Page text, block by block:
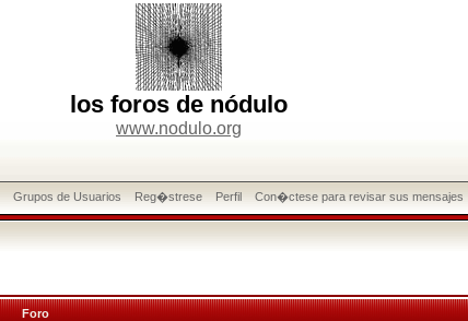
los foros de nódulo
www.nodulo.org
Grupos de Usuarios Reg�strese Perfil Con�ctese para revisar sus mensajes
Foro